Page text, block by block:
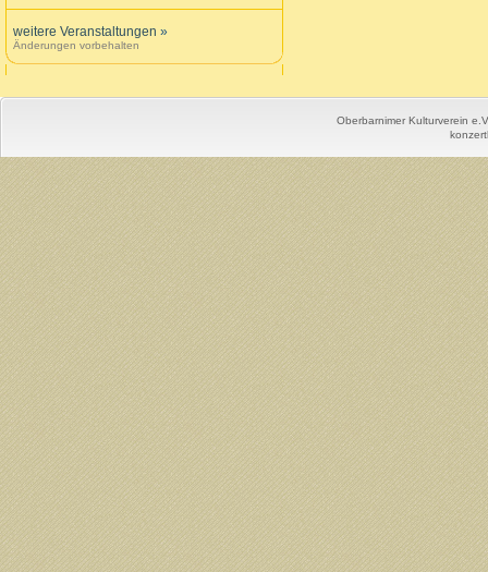
weitere Veranstaltungen »
Änderungen vorbehalten
Oberbarnimer Kulturverein